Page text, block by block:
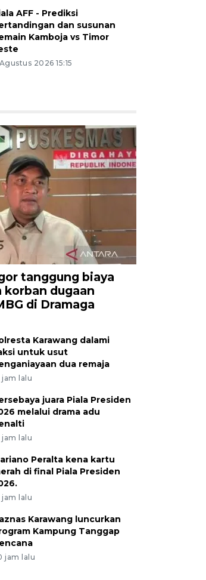
AFF - Prediksi
dan susunan
Kamboja vs Timor
2026 15:15
tanggung biaya
dugaan
di Dramaga
Karawang dalami
untuk usut
dua remaja
jam lalu
juara Piala Presiden
melalui drama adu
jam lalu
Peralta kena kartu
di final Piala Presiden
jam lalu
Karawang luncurkan
Kampung Tanggap
jam lalu